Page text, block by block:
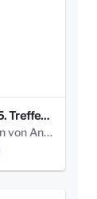
Protokoll 15. Treffen 20161006 AG Bismarckplatz.pdf
vor 5 Jahren von Anni Schlumberger